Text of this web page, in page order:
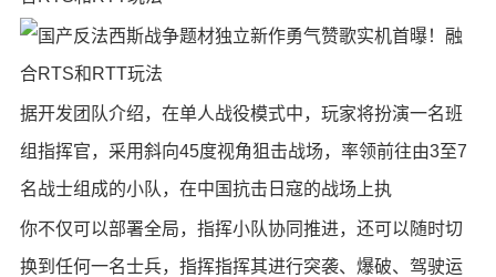
据开发团队介绍，在单人战役模式中，玩家将扮演一名班
组指挥官，采用斜向45度视角狙击战场，率领前往由3至7
名战士组成的小队，在中国抗击日寇的战场上执
你不仅可以部署全局，指挥小队协同推进，还可以随时切
换到任何一名士兵，指挥指挥其进行突袭、爆破、驾驶运